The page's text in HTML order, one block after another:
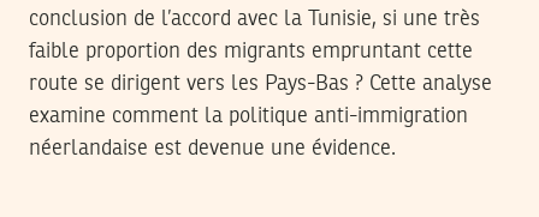
conclusion de l’accord avec la Tunisie, si une très
faible proportion des migrants empruntant cette
route se dirigent vers les Pays-Bas ? Cette analyse
examine comment la politique anti-immigration
néerlandaise est devenue une évidence.